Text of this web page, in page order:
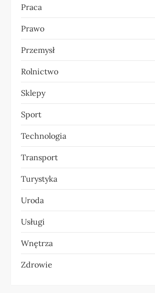
Praca
Prawo
Przemysł
Rolnictwo
Sklepy
Sport
Technologia
Transport
Turystyka
Uroda
Usługi
Wnętrza
Zdrowie